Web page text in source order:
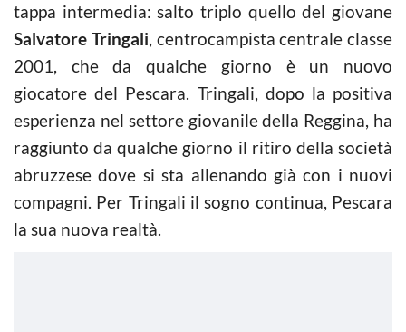
tappa intermedia: salto triplo quello del giovane
Salvatore Tringali, centrocampista centrale classe
2001, che da qualche giorno è un nuovo
giocatore del Pescara. Tringali, dopo la positiva
esperienza nel settore giovanile della Reggina, ha
raggiunto da qualche giorno il ritiro della società
abruzzese dove si sta allenando già con i nuovi
compagni. Per Tringali il sogno continua, Pescara
la sua nuova realtà.